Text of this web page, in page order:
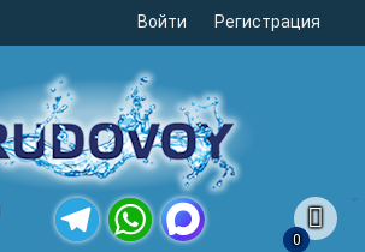
Войти Регистрация
0